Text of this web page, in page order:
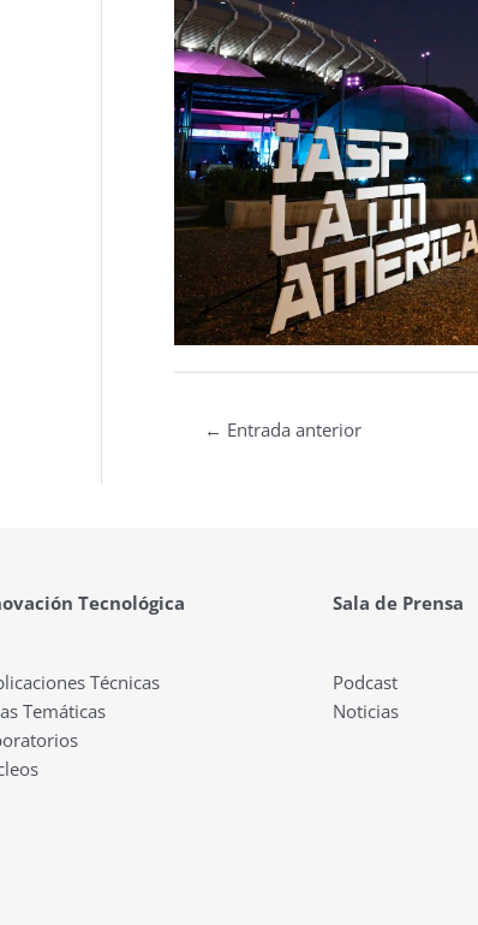
← Entrada anterior
Tecnológica
Técnicas
Temáticas
Sala de Prensa
Podcast
Noticias